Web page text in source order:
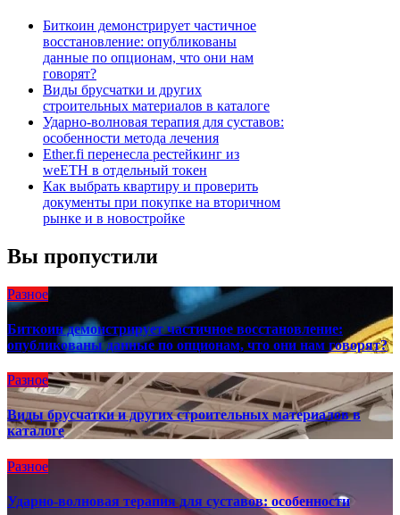
Биткоин демонстрирует частичное
восстановление: опубликованы
данные по опционам, что они нам
говорят?
Виды брусчатки и других
строительных материалов в каталоге
Ударно-волновая терапия для суставов:
особенности метода лечения
Ether.fi перенесла рестейкинг из
weETH в отдельный токен
Как выбрать квартиру и проверить
документы при покупке на вторичном
рынке и в новостройке
Вы пропустили
Разное
Биткоин демонстрирует частичное восстановление:
опубликованы данные по опционам, что они нам говорят?
Разное
Виды брусчатки и других строительных материалов в
каталоге
Разное
Ударно-волновая терапия для суставов: особенности